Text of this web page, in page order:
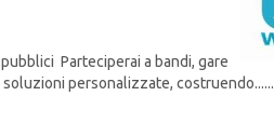
Parteciperai a bandi, gare
personalizzate, costruendo......